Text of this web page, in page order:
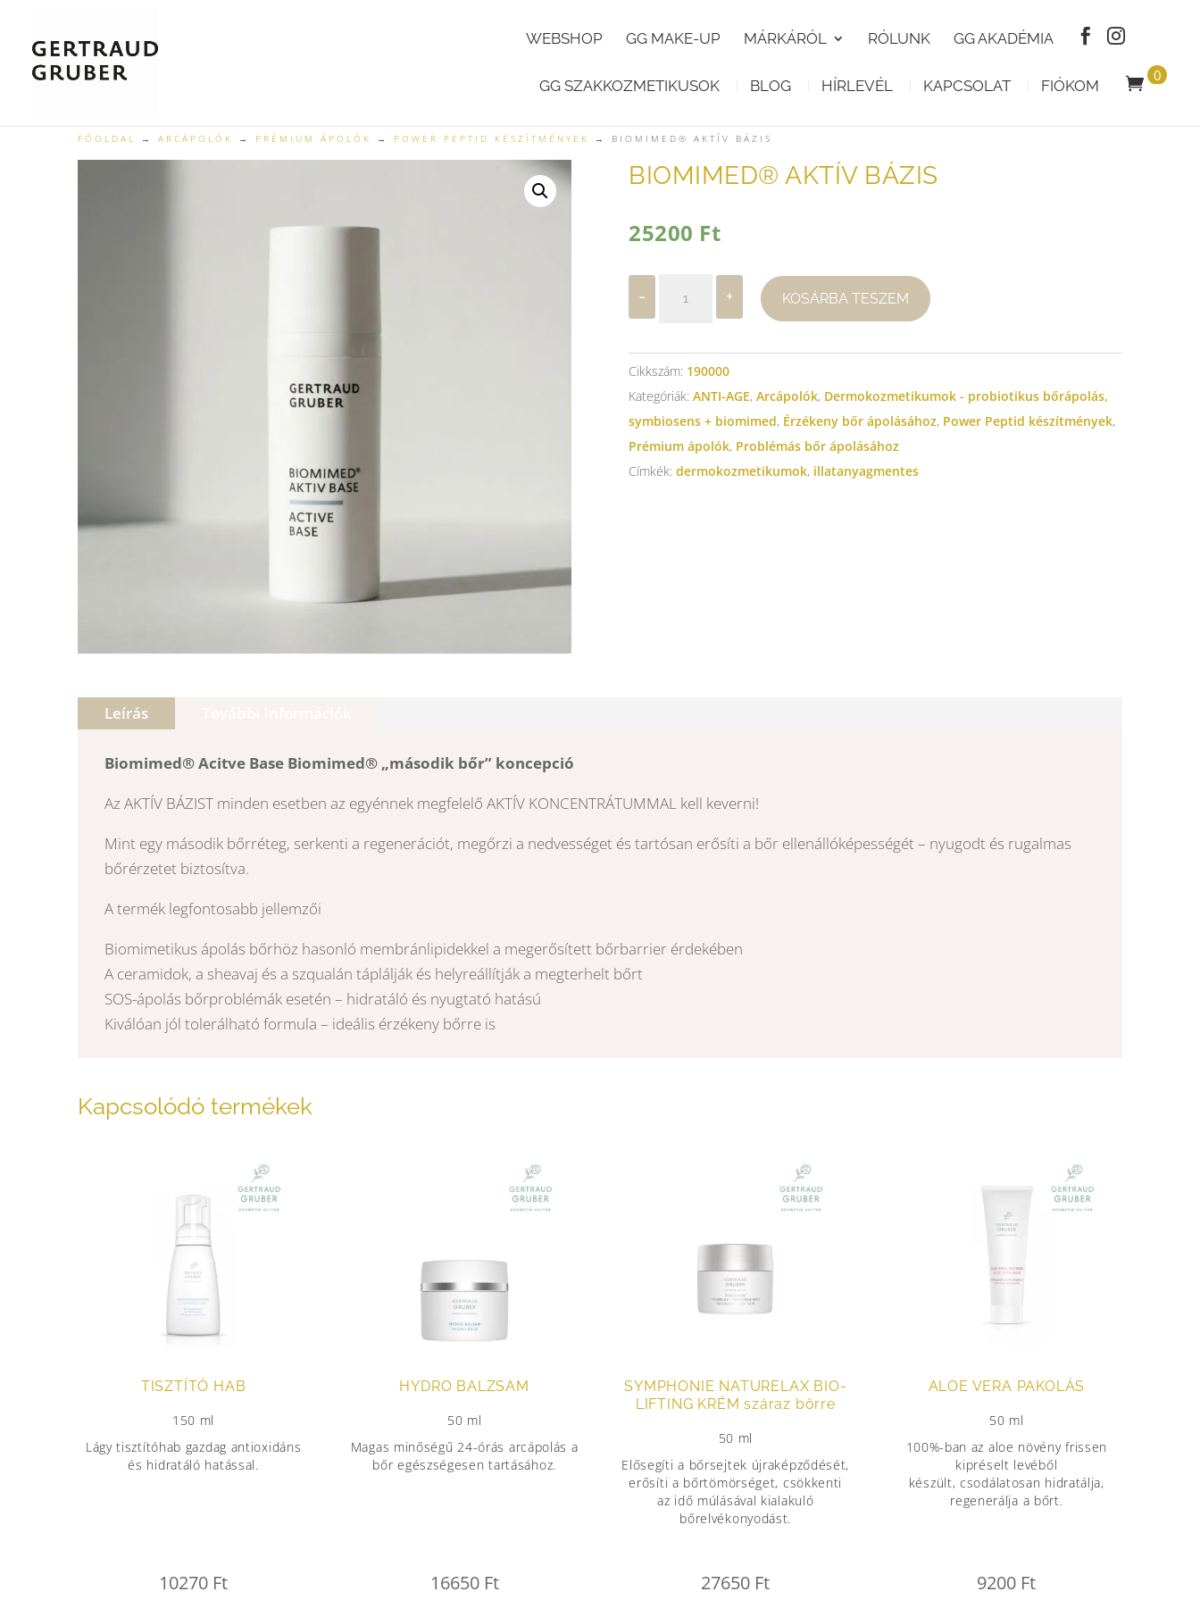
WEBSHOP GG MAKE-UP MÁRKÁRÓL RÓLUNK GG AKADÉMIA
GG SZAKKOZMETIKUSOK BLOG HÍRLEVÉL KAPCSOLAT FIÓKOM
0
T
M
FŐOLDAL → ARCÁPOLÓK → PRÉMIUM ÁPOLÓK → POWER PEPTID KÉSZÍTMÉNYEK → BIOMIMED® AKTÍV BÁZIS
BIOMIMED® AKTÍV BÁZIS
25200 Ft
-
mennyiség
+ KOSÁRBA TESZEM
Cikkszám: 190000
Kategóriák:ANTI-AGE,Arcápolók, Dermokozmetikumok - probiotikus bőrápolás,
symbiosens + biomimed, Érzékeny bőr ápolásához, Power Peptid készítmények,
Prémium ápolók, Problémás bőr ápolásához
Címkék:dermokozmetikumok, illatanyagmentes
Leírás
Biomimed® Acitve Base Biomimed® „második bőr” koncepció
Az AKTÍV BÁZIST minden esetben az egyénnek megfelelő AKTÍV KONCENTRÁTUMMAL kell keverni!
Mint egy második bőrréteg, serkenti a regenerációt, megőrzi a nedvességet és tartósan erősíti a bőr ellenállóképességét – nyugodt és rugalmas
bőrérzetet biztosítva.
A termék legfontosabb jellemzői
Biomimetikus ápolás bőrhöz hasonló membránlipidekkel a megerősített bőrbarrier érdekében
A ceramidok, a sheavaj és a szqualán táplálják és helyreállítják a megterhelt bőrt
SOS-ápolás bőrproblémák esetén – hidratáló és nyugtató hatású
Kiválóan jól tolerálható formula – ideális érzékeny bőrre is
Kapcsolódó termékek
TISZTÍTÓ HAB
150 ml
Lágy tisztítóhab gazdag antioxidáns
és hidratáló hatással.
10270 Ft
HYDRO BALZSAM
50 ml
Magas minőségű 24-órás arcápolás a
bőr egészségesen tartásához.
16650 Ft
SYMPHONIE NATURELAX BIO-
LIFTING KRÉM száraz bőrre
50 ml
Elősegíti a bőrsejtek újraképződését,
erősíti a bőrtömörséget, csökkenti
az idő múlásával kialakuló
bőrelvékonyodást.
27650 Ft
ALOE VERA PAKOLÁS
50 ml
100%-ban az aloe növény frissen
kipréselt levéből
készült, csodálatosan hidratálja,
regenerálja a bőrt.
9200 Ft